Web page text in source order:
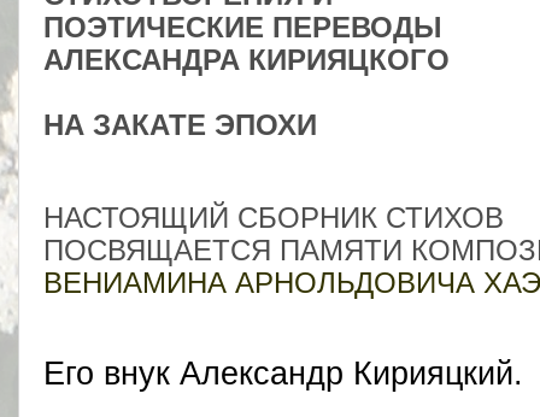
ПОЭТИЧЕСКИЕ ПЕРЕВОДЫ
АЛЕКСАНДРА КИРИЯЦКОГО
НА ЗАКАТЕ ЭПОХИ
НАСТОЯЩИЙ СБОРНИК СТИХОВ
ПОСВЯЩАЕТСЯ ПАМЯТИ
ВЕНИАМИНА АРНОЛЬДОВИЧА
Его внук Александр Кирияцкий.